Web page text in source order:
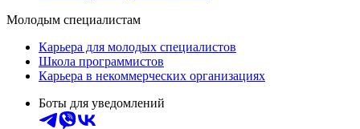
Молодым специалистам
Карьера для молодых специалистов
Школа программистов
Карьера в некоммерческих организациях
Боты для уведомлений